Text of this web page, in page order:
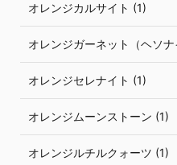
オレンジカルサイト (1)
オレンジガーネット（ヘソ
オレンジセレナイト (1)
オレンジムーンストーン (1)
オレンジルチルクォーツ (1)